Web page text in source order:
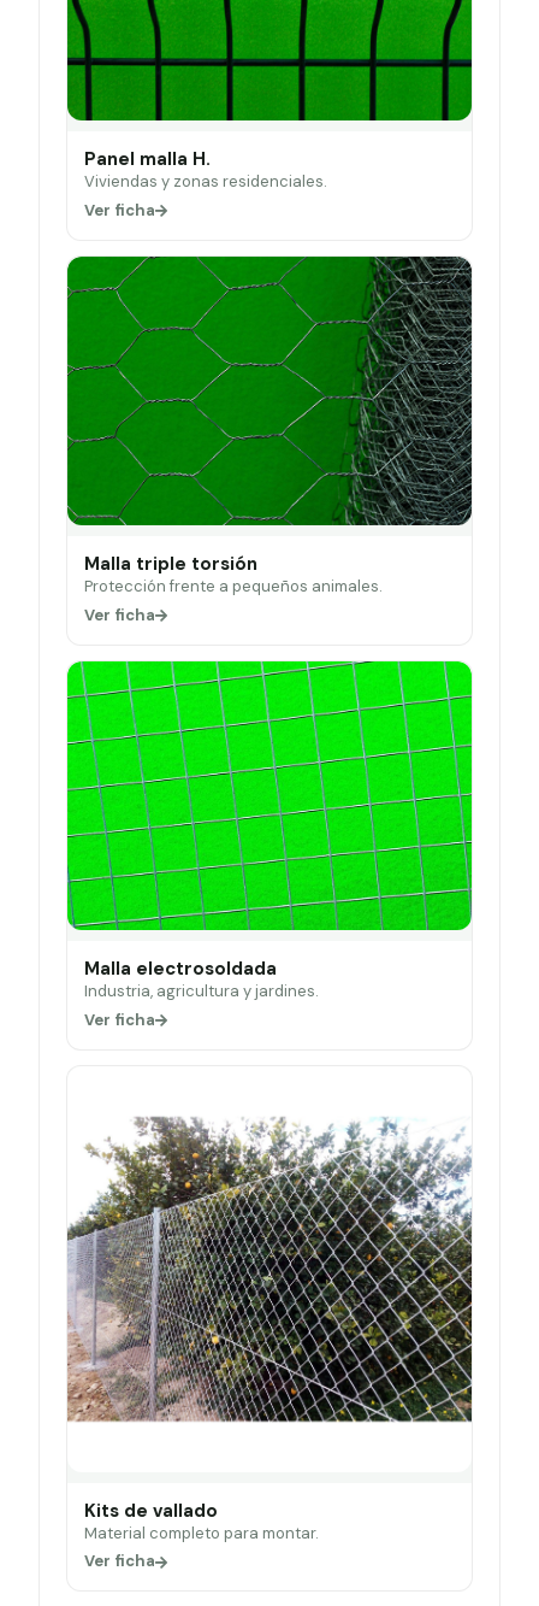
Panel malla H.
Viviendas y zonas residenciales.
Ver ficha
Malla triple torsión
Protección frente a pequeños animales.
Ver ficha
Malla electrosoldada
Industria, agricultura y jardines.
Ver ficha
Kits de vallado
Material completo para montar.
Ver ficha